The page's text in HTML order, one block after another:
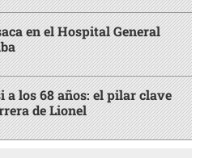
en el Hospital General
a los 68 años: el pilar clave
de Lionel